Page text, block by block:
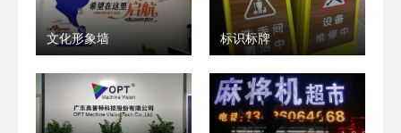
文化形象墙 标识标牌